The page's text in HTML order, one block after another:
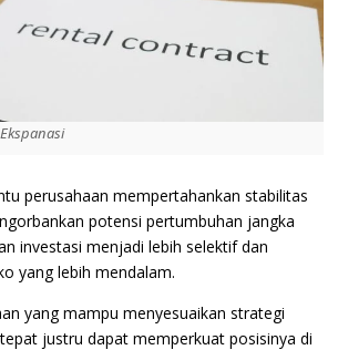
perusahaan mempertahankan stabilitas
potensi pertumbuhan jangka
investasi menjadi lebih selektif dan
yang lebih mendalam.
yang mampu menyesuaikan strategi
justru dapat memperkuat posisinya di